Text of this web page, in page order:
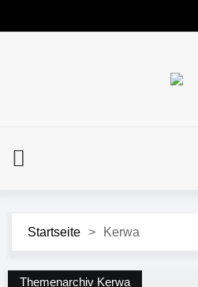
Startseite > Kerwa
Themenarchiv Kerwa